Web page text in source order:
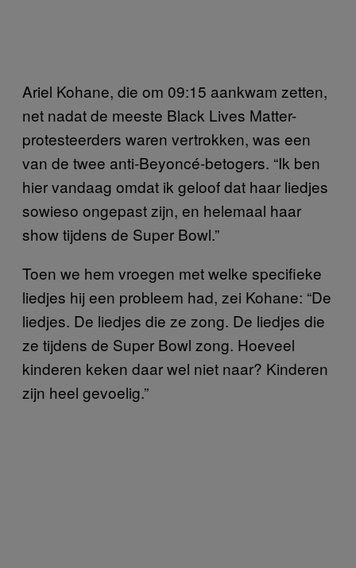
Ariel Kohane, die om 09:15 aankwam zetten,
net nadat de meeste Black Lives Matter-
protesteerders waren vertrokken, was een
van de twee anti-Beyoncé-betogers. “Ik ben
hier vandaag omdat ik geloof dat haar liedjes
sowieso ongepast zijn, en helemaal haar
show tijdens de Super Bowl.”
Toen we hem vroegen met welke specifieke
liedjes hij een probleem had, zei Kohane: “De
liedjes. De liedjes die ze zong. De liedjes die
ze tijdens de Super Bowl zong. Hoeveel
kinderen keken daar wel niet naar? Kinderen
zijn heel gevoelig.”